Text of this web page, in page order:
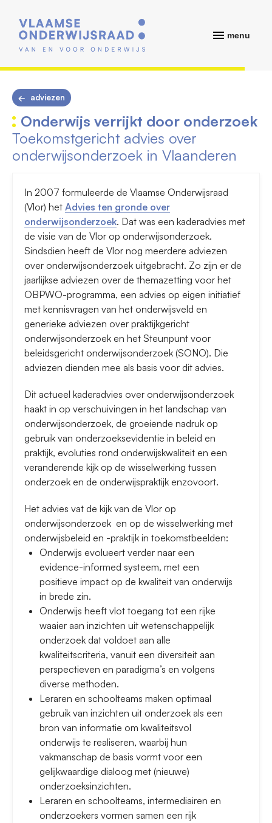
menu
adviezen
Onderwijs verrijkt door onderzoek
Toekomstgericht advies over
onderwijsonderzoek in Vlaanderen
In 2007 formuleerde de Vlaamse Onderwijsraad
(Vlor) het Advies ten gronde over
onderwijsonderzoek. Dat was een kaderadvies met
de visie van de Vlor op onderwijsonderzoek.
Sindsdien heeft de Vlor nog meerdere adviezen
over onderwijsonderzoek uitgebracht. Zo zijn er de
jaarlijkse adviezen over de themazetting voor het
OBPWO-programma, een advies op eigen initiatief
met kennisvragen van het onderwijsveld en
generieke adviezen over praktijkgericht
onderwijsonderzoek en het Steunpunt voor
beleidsgericht onderwijsonderzoek (SONO). Die
adviezen dienden mee als basis voor dit advies.
Dit actueel kaderadvies over onderwijsonderzoek
haakt in op verschuivingen in het landschap van
onderwijsonderzoek, de groeiende nadruk op
gebruik van onderzoeksevidentie in beleid en
praktijk, evoluties rond onderwijskwaliteit en een
veranderende kijk op de wisselwerking tussen
onderzoek en de onderwijspraktijk enzovoort.
Het advies vat de kijk van de Vlor op
onderwijsonderzoek en op de wisselwerking met
onderwijsbeleid en -praktijk in toekomstbeelden:
Onderwijs evolueert verder naar een
evidence-informed systeem, met een
positieve impact op de kwaliteit van onderwijs
in brede zin.
Onderwijs heeft vlot toegang tot een rijke
waaier aan inzichten uit wetenschappelijk
onderzoek dat voldoet aan alle
kwaliteitscriteria, vanuit een diversiteit aan
perspectieven en paradigma’s en volgens
diverse methoden.
Leraren en schoolteams maken optimaal
gebruik van inzichten uit onderzoek als een
bron van informatie om kwaliteitsvol
onderwijs te realiseren, waarbij hun
vakmanschap de basis vormt voor een
gelijkwaardige dialoog met (nieuwe)
onderzoeksinzichten.
Leraren en schoolteams, intermediairen en
onderzoekers vormen samen een rijk